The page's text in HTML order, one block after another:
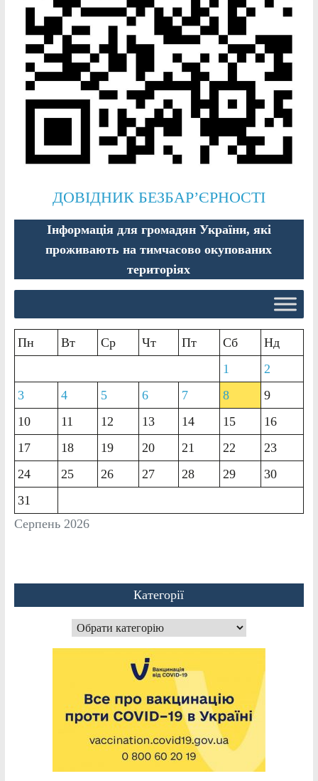
ДОВІДНИК БЕЗБАР’ЄРНОСТІ
Інформація для громадян України, які
проживають на тимчасово окупованих
територіях
Серпень 2026
Пн Вт Ср Чт Пт Сб
Нд
1
2
3
4 5 6 7 8
9
10
11 12 13 14 15
16
17
18 19 20 21 22
23
24
25 26 27 28 29
30
31
Категорії
Категорії